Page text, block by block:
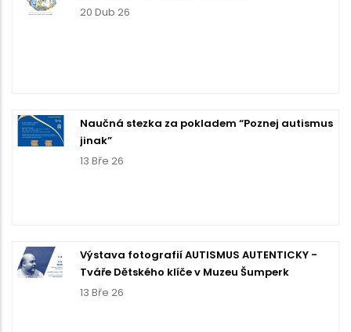
20 Dub 26
Naučná stezka za pokladem “Poznej autismus
jinak”
13 Bře 26
Výstava fotografií AUTISMUS AUTENTICKY -
Tváře Dětského klíče v Muzeu Šumperk
13 Bře 26